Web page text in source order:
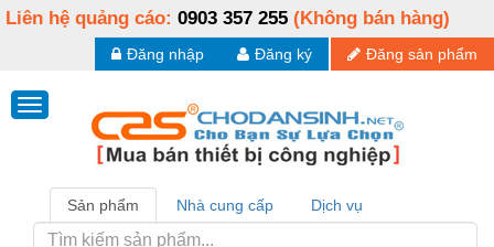
Liên hệ quảng cáo: 0903 357 255 (Không bán hàng)
Đăng sản phẩm
Đăng ký
Đăng nhập
Sản phẩm Nhà cung cấp Dịch vụ